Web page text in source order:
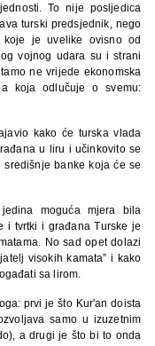
To nije posljedica
turski predsjednik, nego
koje je uvelike ovisno od
vojnog udara su i strani
ne vrijede ekonomska
koja odlučuje o svemu:
kako će turska vlada
u liru i učinkovito se
banke koja će se
moguća mjera bila
i tvrtki i građana Turske je
No sad opet dolazi
visokih kamata” i kako
sa lirom.
prvi je što Kur'an doista
samo u izuzetnim
a drugi je što bi to onda